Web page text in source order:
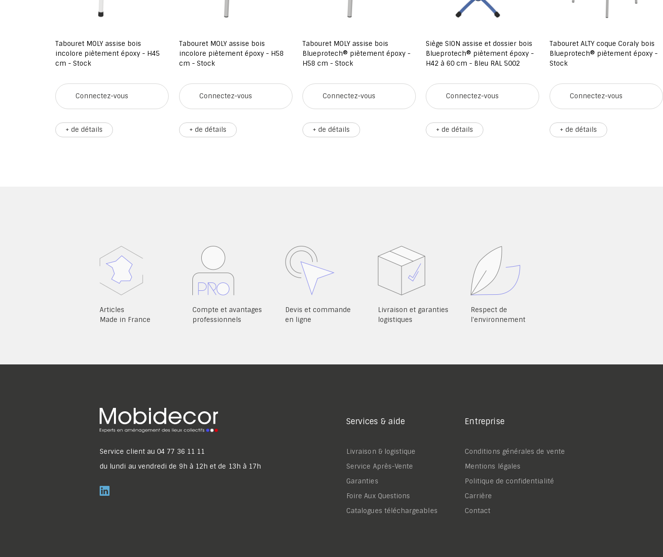
Tabouret MOLY assise bois
incolore piètement époxy - H45
cm - Stock
Connectez-vous
+ de détails
Tabouret MOLY assise bois
incolore piètement époxy - H58
cm - Stock
Connectez-vous
+ de détails
Tabouret MOLY assise bois
Blueprotech® piètement époxy -
H58 cm - Stock
Connectez-vous
+ de détails
Siège SION assise et dossier bois
Blueprotech® piètement époxy -
H42 à 60 cm - Bleu RAL 5002
Connectez-vous
+ de détails
Tabouret ALTY coque Coraly bois
Blueprotech® piètement époxy -
Stock
Connectez-vous
+ de détails
Articles
Made in France
Compte et avantages
professionnels
Devis et commande
en ligne
Livraison et garanties
logistiques
Respect de
l'environnement
Service client au 04 77 36 11 11
du lundi au vendredi de 9h à 12h et de 13h à 17h
Services & aide
Livraison & logistique
Service Après-Vente
Garanties
Foire Aux Questions
Catalogues téléchargeables
Entreprise
Conditions générales de vente
Mentions légales
Politique de confidentialité
Carrière
Contact